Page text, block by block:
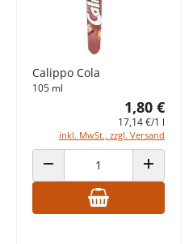
Calippo Cola
105 ml
1,80 €
17,14 €/1 l
inkl. MwSt., zzgl. Versand
ANZAHL VERRINGERN ANZAHL